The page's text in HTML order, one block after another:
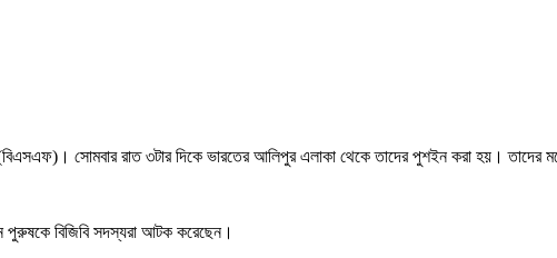
(বিএসএফ)। সোমবার রাত ৩টার দিকে ভারতের আলিপুর এলাকা থেকে তাদের পুশইন করা হয়। তাদের
বিজিবি সদস্যরা আটক করেছেন।